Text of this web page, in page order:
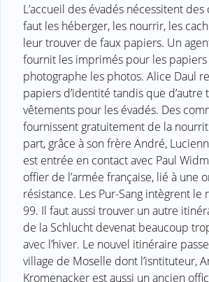
L’accueil des évadés nécessitent
faut les héberger, les nourrir, les
leur trouver de faux papiers. Un
fournit les imprimés pour les papiers
photographe les photos. Alice Daul
papiers d’identité tandis que d’autre
vêtements pour les évadés. Des
fournissent gratuitement de la
part, grâce à son frère André,
est entrée en contact avec Paul
offier de l’armée française, lié à une
résistance. Les Pur-Sang intègrent le
99. Il faut aussi trouver un autre
de la Schlucht devenat beaucoup
avec l’hiver. Le nouvel itinéraire
village de Moselle dont l’isntituteur,
Kromenacker est aussi un ancien